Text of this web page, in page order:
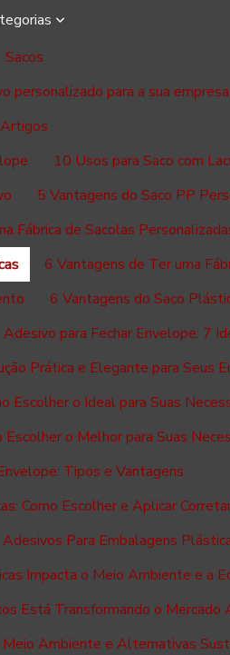
Sacos
personalizado para a sua empresa
Artigos
10 Usos para Saco com
5 Vantagens do Saco PP
Fábrica de Sacolas
6 Vantagens de Ter uma
6 Vantagens do Saco
Adesivo para Fechar Envelope: 7
Prática e Elegante para Seus
Escolher o Ideal para Suas
o Melhor para Suas
Tipos e Vantagens
Como Escolher e Aplicar
Adesivos Para Embalagens
Impacta o Meio Ambiente e a
Está Transformando o Mercado
Ambiente e Alternativas